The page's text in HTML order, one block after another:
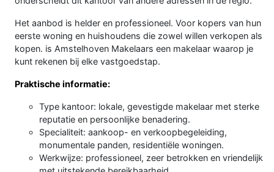
Het aanbod is helder en professioneel. Voor kopers van hun
eerste woning en huishoudens die zowel willen verkopen als
kopen. is Amstelhoven Makelaars een makelaar waarop je
kunt rekenen bij elke vastgoedstap.
Praktische informatie:
Type kantoor: lokale, gevestigde makelaar met sterke
reputatie en persoonlijke benadering.
Specialiteit: aankoop- en verkoopbegeleiding,
monumentale panden, residentiële woningen.
Werkwijze: professioneel, zeer betrokken en vriendelijk